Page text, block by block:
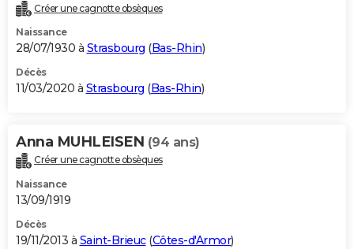
Créer une cagnotte obsèques
Naissance
28/07/1930 à Strasbourg (Bas-Rhin)
Décès
11/03/2020 à Strasbourg (Bas-Rhin)
Anna MUHLEISEN (94 ans)
Créer une cagnotte obsèques
Naissance
13/09/1919
Décès
19/11/2013 à Saint-Brieuc(Côtes-d'Armor)